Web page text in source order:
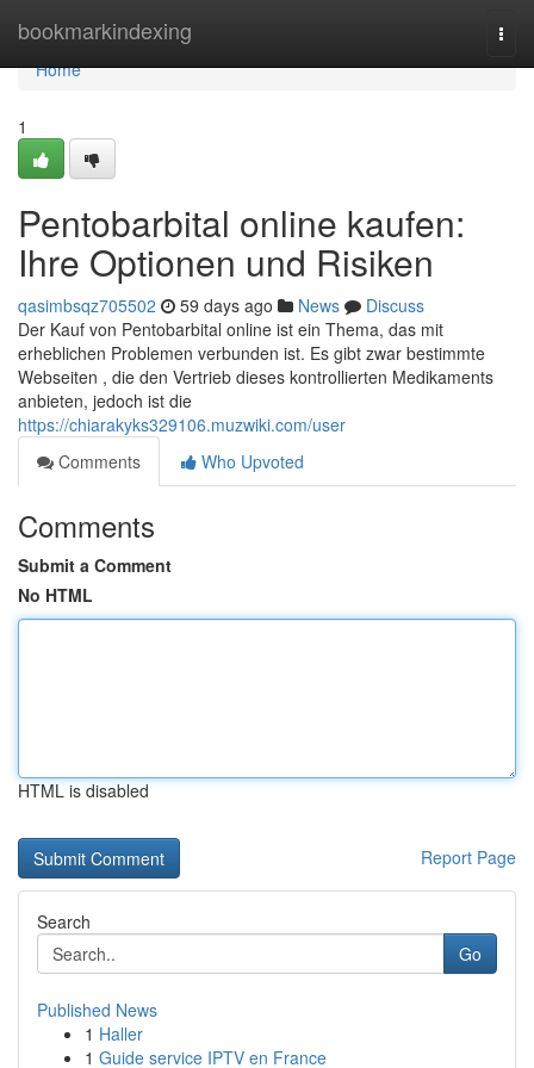
bookmarkindexing
Home
Home
1
Pentobarbital online kaufen:
Ihre Optionen und Risiken
qasimbsqz705502 59 days ago News
Discuss
Der Kauf von Pentobarbital online ist ein Thema, das mit
erheblichen Problemen verbunden ist. Es gibt zwar bestimmte
Webseiten , die den Vertrieb dieses kontrollierten Medikaments
anbieten, jedoch ist die
https://chiarakyks329106.muzwiki.com/user
Comments
Who Upvoted
Comments
Submit a Comment
No HTML
HTML is disabled
Report Page
Search
Go
Published News
1 Haller
1 Guide service IPTV en France